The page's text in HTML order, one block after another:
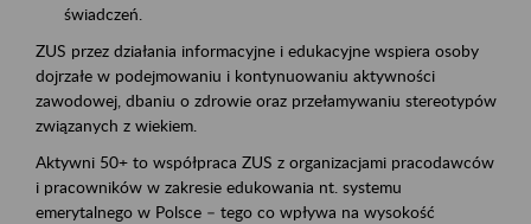
świadczeń.
ZUS przez działania informacyjne i edukacyjne wspiera osoby
dojrzałe w podejmowaniu i kontynuowaniu aktywności
zawodowej, dbaniu o zdrowie oraz przełamywaniu stereotypów
związanych z wiekiem.
Aktywni 50+ to współpraca ZUS z organizacjami pracodawców
i pracowników w zakresie edukowania nt. systemu
emerytalnego w Polsce – tego co wpływa na wysokość